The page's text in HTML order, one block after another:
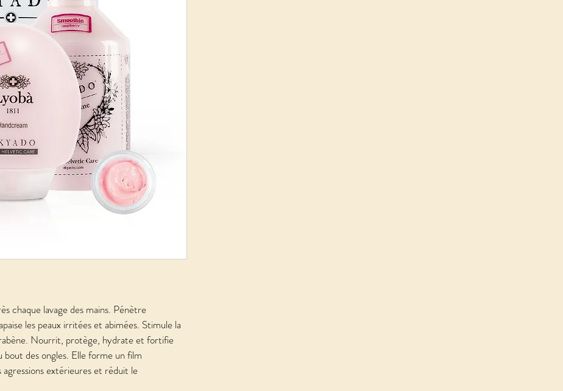
chaque lavage des mains. Pénètre
les peaux irritées et abimées. Stimule la
Nourrit, protège, hydrate et fortifie
bout des ongles. Elle forme un film
extérieures et réduit le